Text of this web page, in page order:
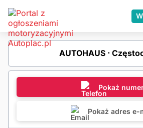
AUTOHAUS ⋅
Pokaż
Pokaż adres e-